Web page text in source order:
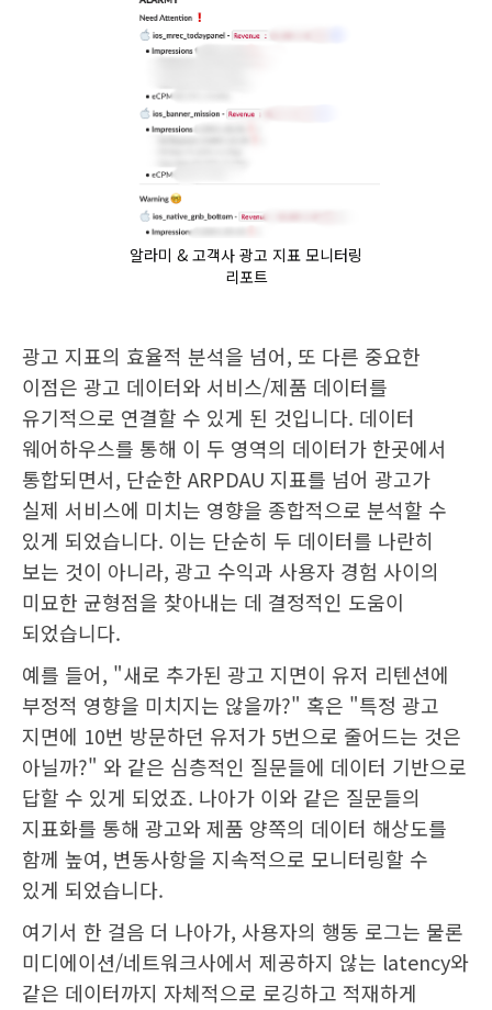
알라미 & 고객사 광고 지표 모니터링
리포트
광고 지표의 효율적 분석을 넘어, 또 다른 중요한
이점은 광고 데이터와 서비스/제품 데이터를
유기적으로 연결할 수 있게 된 것입니다. 데이터
웨어하우스를 통해 이 두 영역의 데이터가 한곳에서
통합되면서, 단순한 ARPDAU 지표를 넘어 광고가
실제 서비스에 미치는 영향을 종합적으로 분석할 수
있게 되었습니다. 이는 단순히 두 데이터를 나란히
보는 것이 아니라, 광고 수익과 사용자 경험 사이의
미묘한 균형점을 찾아내는 데 결정적인 도움이
되었습니다.
예를 들어, "새로 추가된 광고 지면이 유저 리텐션에
부정적 영향을 미치지는 않을까?" 혹은 "특정 광고
지면에 10번 방문하던 유저가 5번으로 줄어드는 것은
아닐까?" 와 같은 심층적인 질문들에 데이터 기반으로
답할 수 있게 되었죠. 나아가 이와 같은 질문들의
지표화를 통해 광고와 제품 양쪽의 데이터 해상도를
함께 높여, 변동사항을 지속적으로 모니터링할 수
있게 되었습니다.
여기서 한 걸음 더 나아가, 사용자의 행동 로그는 물론
미디에이션/네트워크사에서 제공하지 않는 latency와
같은 데이터까지 자체적으로 로깅하고 적재하게